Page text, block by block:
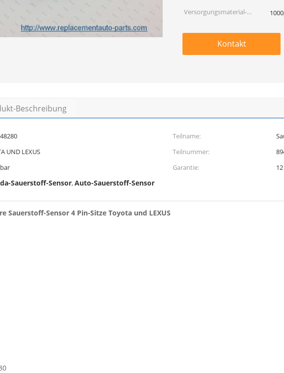
Versorgungsmaterial-
Kontakt
Beschreibung
Teilname:
UND LEXUS Teilnummer:
Garantie:
Sauerstoff-Sensor,Auto-Sauerstoff-Sensor
Sauerstoff-Sensor 4 Pin-Sitze Toyota und LEXUS